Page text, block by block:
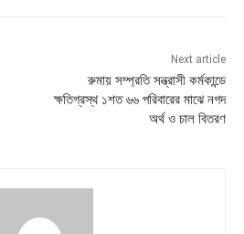
Next article
রুমায় সম্প্রতি সন্ত্রাসী কর্মকান্ডে
ক্ষতিগ্রস্থ ১শত ৬৬ পরিবারের মাঝে নগদ
অর্থ ও চাল বিতরণ